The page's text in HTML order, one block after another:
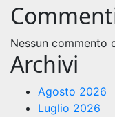
Nessun commento
Archivi
Agosto 2026
Luglio 2026